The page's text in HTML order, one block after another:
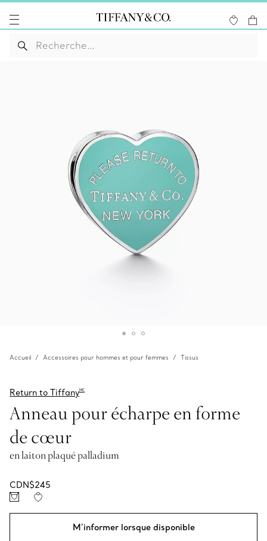
Accueil Accessoires pour hommes et pour femmes Tissus
Return to TiffanyMC
Anneau pour écharpe en forme
de cœur
en laiton plaqué palladium
CDN$245
M’informer lorsque disponible